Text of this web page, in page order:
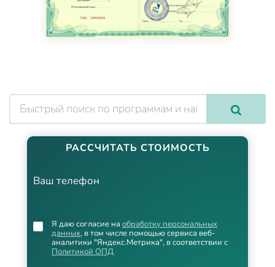
РАССЧИТАТЬ СТОИМОСТЬ
Ваш телефон
Я даю согласие на обработку персональных
данных, в том числе помощью сервиса веб-
аналитики "Яндекс.Метрика", в соответствии с
Политикой ОПД